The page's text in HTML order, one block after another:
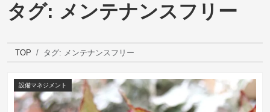
タグ: メンテナンスフリー
TOP タグ: メンテナンスフリー
設備マネジメント